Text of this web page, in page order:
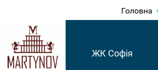
Головна
ЖК Софія